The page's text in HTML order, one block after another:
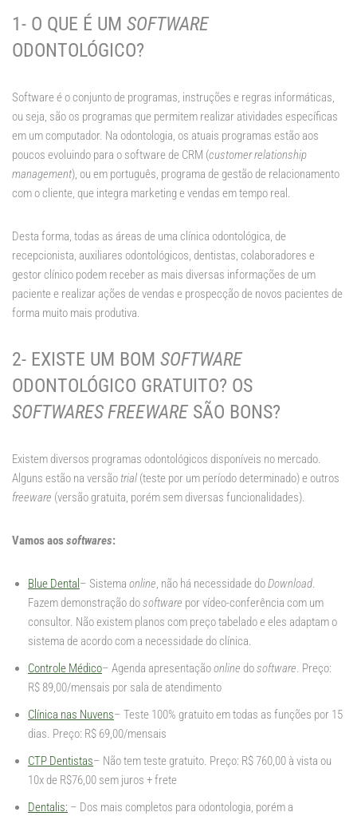
1- O QUE É UM SOFTWARE
ODONTOLÓGICO?
Software é o conjunto de programas, instruções e regras informáticas,
ou seja, são os programas que permitem realizar atividades específicas
em um computador. Na odontologia, os atuais programas estão aos
poucos evoluindo para o software de CRM (customer relationship
management), ou em português, programa de gestão de relacionamento
com o cliente, que integra marketing e vendas em tempo real.
Desta forma, todas as áreas de uma clínica odontológica, de
recepcionista, auxiliares odontológicos, dentistas, colaboradores e
gestor clínico podem receber as mais diversas informações de um
paciente e realizar ações de vendas e prospecção de novos pacientes de
forma muito mais produtiva.
2- EXISTE UM BOM SOFTWARE
ODONTOLÓGICO GRATUITO? OS
SOFTWARES FREEWARESÃO BONS?
Existem diversos programas odontológicos disponíveis no mercado.
Alguns estão na versão trial (teste por um período determinado) e outros
freeware (versão gratuita, porém sem diversas funcionalidades).
Vamos aossoftwares:
Blue Dental – Sistema online, não há necessidade doDownload.
Fazem demonstração dosoftware por vídeo-conferência com um
consultor. Não existem planos com preço tabelado e eles adaptam o
sistema de acordo com a necessidade do clínica.
Controle Médico– Agenda apresentaçãoonline dosoftware. Preço:
R$ 89,00/mensais por sala de atendimento
Clínica nas Nuvens– Teste 100% gratuito em todas as funções por 15
dias. Preço: R$ 69,00/mensais
CTP Dentistas– Não tem teste gratuito. Preço: R$ 760,00 à vista ou
10x de R$76,00 sem juros + frete
Dentalis: – Dos mais completos para odontologia, porém a